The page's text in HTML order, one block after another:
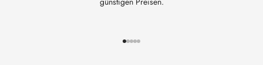
Gehe zu Element 1
Gehe zu Element 2
Gehe zu Element 3
Gehe zu Element 4
Gehe zu Element 5